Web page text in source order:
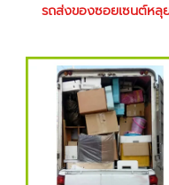
รถส่งของซอยเซนต์หลุ